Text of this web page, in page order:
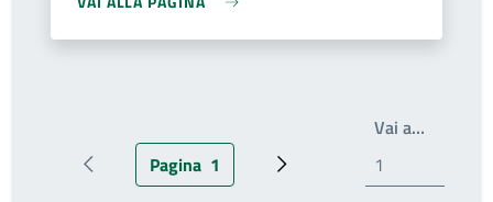
Pagina precedentePagina attuale
Pagina 1 Prossima pagina
Vai a…